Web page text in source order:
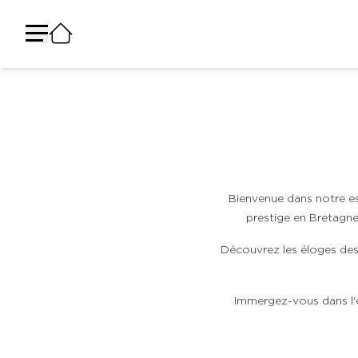
Bienvenue dans notre
prestige en
Découvrez les éloges
Immergez-vous dans